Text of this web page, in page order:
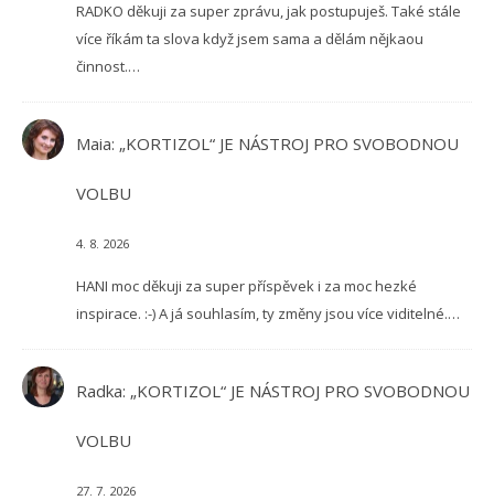
RADKO děkuji za super zprávu, jak postupuješ. Také stále
více říkám ta slova když jsem sama a dělám nějkaou
činnost.…
Maia: „KORTIZOL“ JE NÁSTROJ PRO SVOBODNOU
VOLBU
4. 8. 2026
HANI moc děkuji za super příspěvek i za moc hezké
inspirace. :-) A já souhlasím, ty změny jsou více viditelné.…
Radka: „KORTIZOL“ JE NÁSTROJ PRO SVOBODNOU
VOLBU
27. 7. 2026